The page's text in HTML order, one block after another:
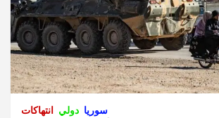
انتهاكات دولي سوريا